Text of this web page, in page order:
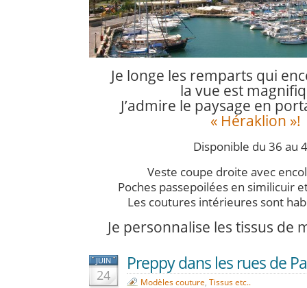
Je longe les remparts qui
la vue est
J’admire le paysage en
« Héraklion »!
Disponible du 36 au
Veste coupe droite avec
Poches passepoilées en similicuir
Les coutures intérieures sont
Je personnalise les tissus de
JUIN
24
Preppy dans les rues de
Modèles couture, Tissus etc..